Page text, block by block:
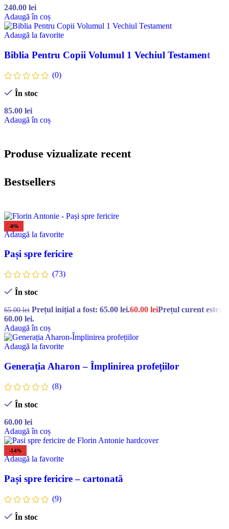
240.00 lei
Adaugă în coș
Adaugă la favorite
Biblia Pentru Copii Volumul 1 Vechiul Testament
(0)
În stoc
85.00 lei
Adaugă în coș
Produse vizualizate recent
Bestsellers
-8%
Adaugă la favorite
Pași spre fericire
(73)
În stoc
65.00lei Prețul inițial a fost: 65.00 lei.60.00 leiPrețul curent este:
60.00 lei.
Adaugă în coș
Adaugă la favorite
Generația Aharon – Împlinirea profețiilor
(8)
În stoc
60.00 lei
Adaugă în coș
-14%
Adaugă la favorite
Pași spre fericire – cartonată
(9)
În stoc